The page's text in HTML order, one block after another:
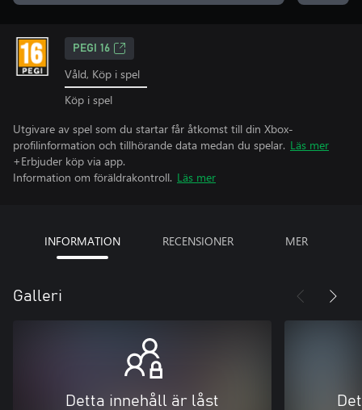
PEGI 16
Våld, Köp i spel
Köp i spel
Utgivare av spel som du startar får åtkomst till din Xbox-
profilinformation och tillhörande data medan du spelar. Läs mer
+Erbjuder köp via app.
Information om föräldrakontroll. Läs mer
INFORMATION RECENSIONER MER
Galleri
Detta innehåll är låst